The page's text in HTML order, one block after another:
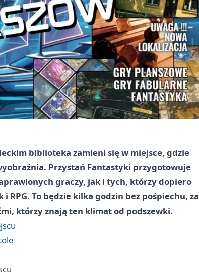
biblioteka zamieni się w miejsce, gdzie
Przystań Fantastyki przygotowuje
graczy, jak i tych, którzy dopiero
RPG. To będzie kilka godzin bez pośpiechu, za
którzy znają ten klimat od podszewki.